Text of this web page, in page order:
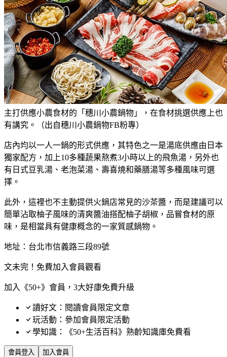
主打供應小農食材的「穗川小農鍋物」，在食材挑選供應上也
有講究。（出自穗川小農鍋物FB粉專）
店內均以一人一鍋的形式供應，其特色之一是湯底供應由日本
獨家配方，加上10多種蔬果熬煮3小時以上的飛魚湯，另外也
有日式豆乳湯、老泡菜湯、壽喜燒和藥膳湯等多種風味可選
擇。
此外，這裡也不主動提供火鍋店常見的沙茶醬，而是建議可以
簡單沾取柚子風味的清爽醬油搭配柚子胡椒，品嘗食材的原
味，是相當具有健康概念的一家質感鍋物。
地址：台北市信義路三段89號
文未完！免費加入會員觀看
加入《50+》會員，3大好康免費升級
讀好文：閱讀會員限定文章
玩活動：參加會員限定活動
學知識：《50+生活百科》熟齡知識庫免費看
會員登入 加入會員